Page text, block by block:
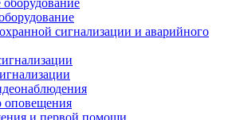
сигнализации и аварийного
оповещения
и первой помощи